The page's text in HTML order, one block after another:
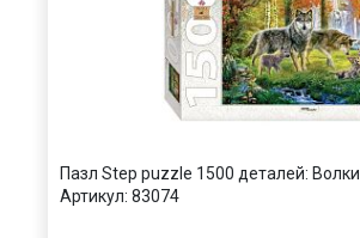
Пазл Step puzzle 1500 деталей: Волки
Артикул: 83074